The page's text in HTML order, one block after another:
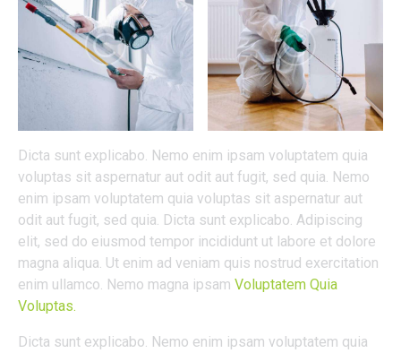
Dicta sunt explicabo. Nemo enim ipsam voluptatem quia
voluptas sit aspernatur aut odit aut fugit, sed quia. Nemo
enim ipsam voluptatem quia voluptas sit aspernatur aut
odit aut fugit, sed quia. Dicta sunt explicabo. Adipiscing
elit, sed do eiusmod tempor incididunt ut labore et dolore
magna aliqua. Ut enim ad veniam quis nostrud exercitation
enim ullamco. Nemo magna ipsam Voluptatem Quia
Voluptas.
Dicta sunt explicabo. Nemo enim ipsam voluptatem quia